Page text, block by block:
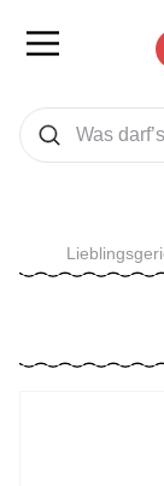
Was wollen Sie suchen
Suchen